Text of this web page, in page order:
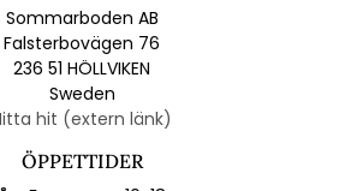
Sommarboden AB
Falsterbovägen 76
236 51 HÖLLVIKEN
Sweden
hit (extern länk)
ÖPPETTIDER